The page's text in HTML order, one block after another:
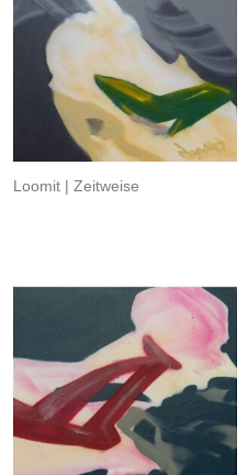
Loomit | Zeitweise